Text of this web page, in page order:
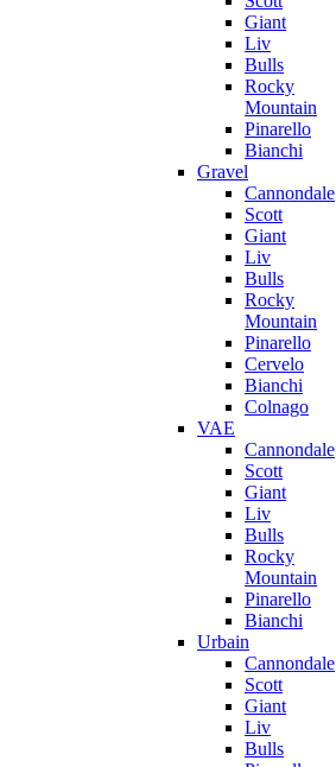
Giant
Liv
Bulls
Rocky
Mountain
Pinarello
Bianchi
Gravel
Cannondale
Scott
Giant
Liv
Bulls
Rocky
Mountain
Pinarello
Cervelo
Bianchi
Colnago
VAE
Cannondale
Scott
Giant
Liv
Bulls
Rocky
Mountain
Pinarello
Bianchi
Urbain
Cannondale
Scott
Giant
Liv
Bulls